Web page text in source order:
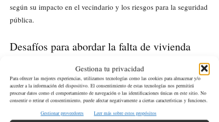
Gestiona tu privacidad
Para ofrecer las mejores experiencias, utilizamos tecnologías como las cookies para almacenar y/o
acceder a la información del dispositivo. El consentimiento de estas tecnologías nos permitirá
procesar datos como el comportamiento de navegación o las identificaciones únicas en este sitio. No
consentir o retirar el consentimiento, puede afectar negativamente a ciertas características y funciones.
Gestionar proveedores
Leer más sobre estos propósitos
según su impacto en el vecindario y los riesgos para la seguridad
pública.
Desafíos para abordar la falta de vivienda
Las autoridades indicaron que, sin una expansión significativa de
vivienda y refugio con apoyo especializado, los avances seguirán
siendo limitados. El enfoque municipal apunta a reducir daños y